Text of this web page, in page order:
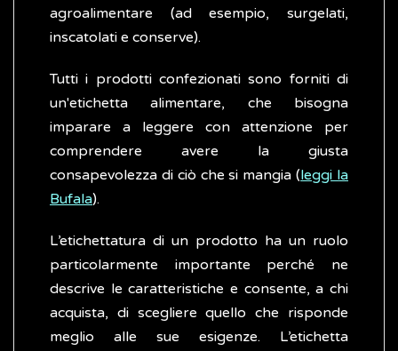
agroalimentare (ad esempio, surgelati,
inscatolati e conserve).
Tutti i prodotti confezionati sono forniti di
un'etichetta alimentare, che bisogna
imparare a leggere con attenzione per
comprendere avere la giusta
consapevolezza di ciò che si mangia (leggi la
Bufala).
L’etichettatura di un prodotto ha un ruolo
particolarmente importante perché ne
descrive le caratteristiche e consente, a chi
acquista, di scegliere quello che risponde
meglio alle sue esigenze. L’etichetta